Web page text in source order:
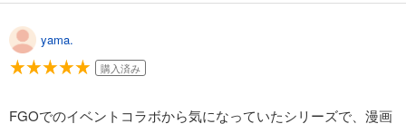
yama.
購入済み
FGOでのイベントコラボから気になっていたシリーズで、漫画